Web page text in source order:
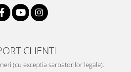
CLIENTI
(cu exceptia sarbatorilor legale).